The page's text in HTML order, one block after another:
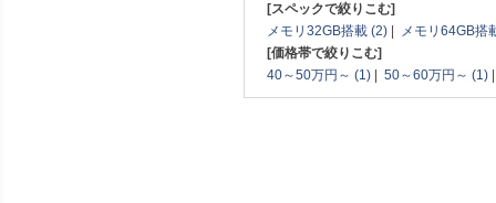
[スペックで絞りこむ]
メモリ32GB搭載 (2)
メモリ64GB搭
[価格帯で絞りこむ]
40～50万円～ (1)
50～60万円～ (1)